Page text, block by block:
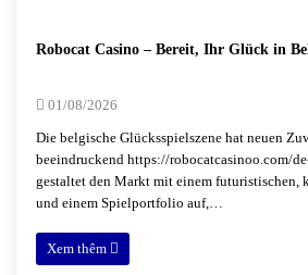
Robocat Casino – Bereit, Ihr Glück in
01/08/2026
Die belgische Glücksspielszene hat neuen
beeindruckend https://robocatcasinoo.com/
gestaltet den Markt mit einem futuristischen,
und einem Spielportfolio auf,…
Xem thêm